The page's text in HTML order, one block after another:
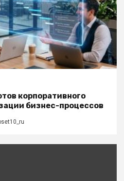
корпоративного
бизнес-процессов